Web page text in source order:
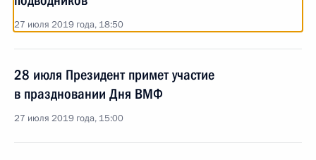
27 июля 2019 года, 18:50
28 июля Президент примет участие
в праздновании Дня ВМФ
27 июля 2019 года, 15:00